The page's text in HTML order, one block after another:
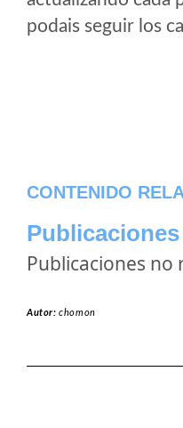
podais seguir los
CONTENIDO
Publicaciones no
Autor:chomon